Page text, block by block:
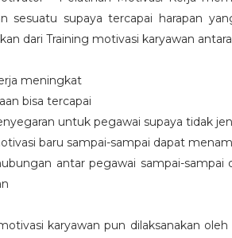
sesuatu supaya tercapai harapan
dari Training motivasi karyawan antara
meningkat
bisa tercapai
untuk pegawai supaya tidak
baru sampai-sampai dapat
antar pegawai sampai-sampai
karyawan pun dilaksanakan